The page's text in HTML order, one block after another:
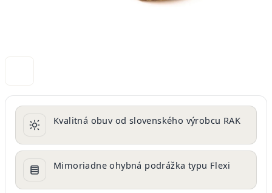
Kvalitná obuv od slovenského výrobcu RAK
Mimoriadne ohybná podrážka typu Flexi